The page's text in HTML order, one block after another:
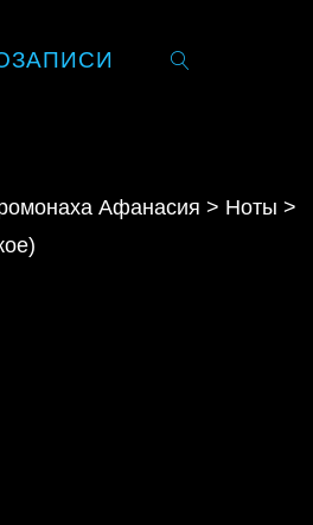
Афанасия > Ноты >